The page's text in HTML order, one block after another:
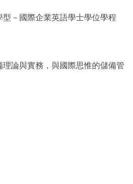
－國際企業英語學士學位學程
論與實務，與國際思惟的儲備管